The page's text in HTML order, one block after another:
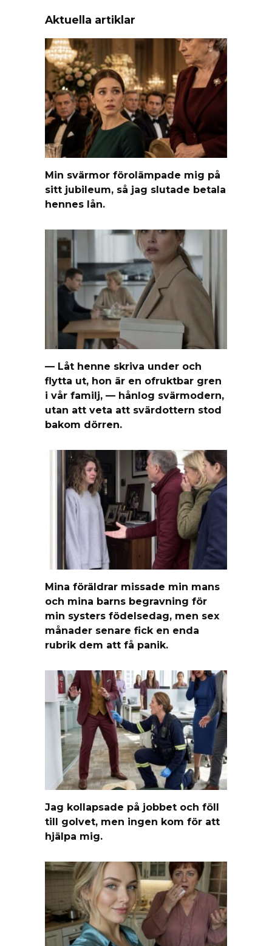
Aktuella artiklar
Min svärmor förolämpade mig på
sitt jubileum, så jag slutade betala
hennes lån.
— Låt henne skriva under och
flytta ut, hon är en ofruktbar gren
i vår familj, — hånlog svärmodern,
utan att veta att svärdottern stod
bakom dörren.
Mina föräldrar missade min mans
och mina barns begravning för
min systers födelsedag, men sex
månader senare fick en enda
rubrik dem att få panik.
Jag kollapsade på jobbet och föll
till golvet, men ingen kom för att
hjälpa mig.